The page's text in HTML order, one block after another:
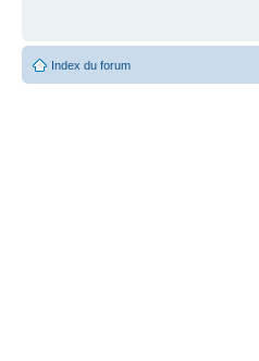
Index du forum